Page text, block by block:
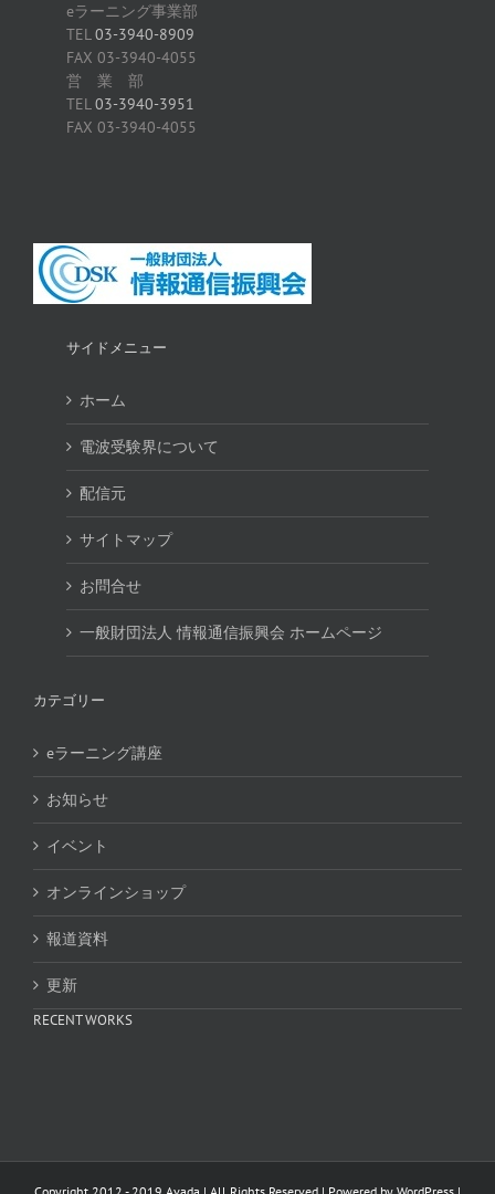
eラーニング事業部
TEL03-3940-8909
FAX 03-3940-4055
営 業 部
TEL03-3940-3951
FAX 03-3940-4055
サイドメニュー
ホーム
電波受験界について
配信元
サイトマップ
お問合せ
一般財団法人 情報通信振興会 ホームページ
カテゴリー
eラーニング講座
お知らせ
イベント
オンラインショップ
報道資料
更新
RECENT WORKS